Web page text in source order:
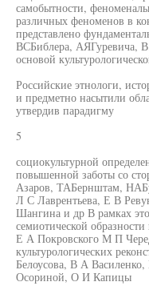
самобытности,
различных феноменов в
представлено
ВСБиблера, АЯГуревича,
основой
Российские этнологи,
и предметно насытили
утвердив парадигму
5
социокультурной
повышенной заботы со
Азаров, ТАБернштам,
Л С Лаврентьева, Е В
Шангина и др В рамках
семиотической
Е А Покровского М П
культурологических
Белоусова, В А
Осориной, О И Капицы